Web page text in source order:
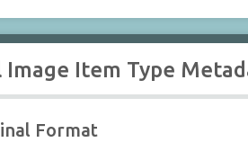
Image Item Type
Format